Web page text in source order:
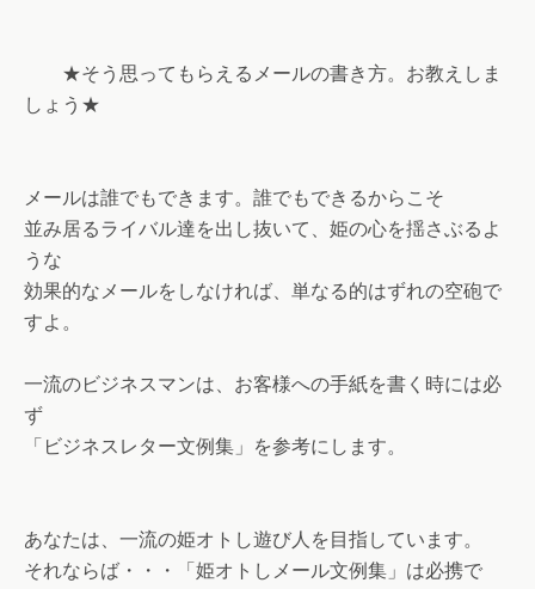
★そう思ってもらえるメールの書き方。お教えしま
しょう★
メールは誰でもできます。誰でもできるからこそ
並み居るライバル達を出し抜いて、姫の心を揺さぶるよ
うな
効果的なメールをしなければ、単なる的はずれの空砲で
すよ。
一流のビジネスマンは、お客様への手紙を書く時には必
ず
「ビジネスレター文例集」を参考にします。
あなたは、一流の姫オトし遊び人を目指しています。
それならば・・・「姫オトしメール文例集」は必携で